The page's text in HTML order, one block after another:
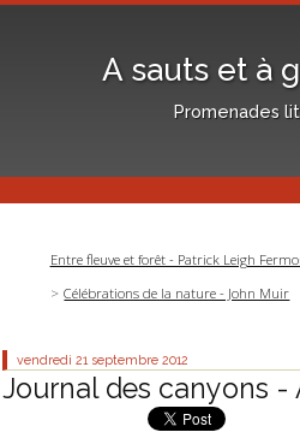
A sauts et à
Promenades
Entre fleuve et forêt - Patrick Leigh
Célébrations de la nature - John Muir
vendredi 21 septembre 2012
Journal des canyons -